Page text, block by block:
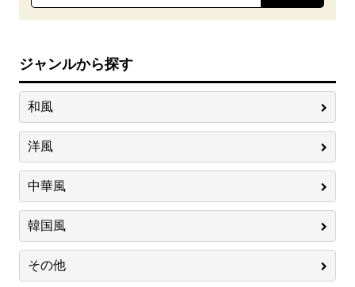
ジャンルから探す
和風
洋風
中華風
韓国風
その他